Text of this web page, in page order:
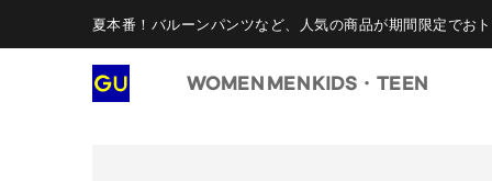
夏本番！バルーンパンツなど、人気の商品が期間限定でお
WOMEN MENKIDS・TEEN